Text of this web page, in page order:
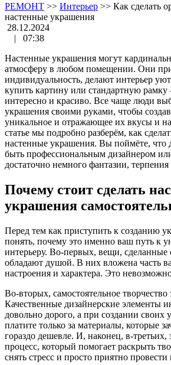
РЕМОНТ >> Интерьер >> Как сделать
настенные украшения
28.12.2024
|
07:38
Настенные украшения могут
атмосферу в любом помещении. Они
индивидуальность, делают интерьер
купить картину или стандартную рамку
интересно и красиво. Все чаще люди
украшения своими руками, чтобы
уникальное и отражающее их вкусы и
статье мы подробно разберём, как
настенные украшения. Вы поймёте, что
быть профессиональным дизайнером
достаточно немного фантазии,
Почему стоит сделать
украшения
Перед тем как приступить к созданию
понять, почему это именно ваш путь к
интерьеру. Во-первых, вещи, сделанные
обладают душой. В них вложена часть
настроения и характера. Это
Во-вторых, самостоятельное
Качественные дизайнерские элементы
довольно дорого, а при создании
платите только за материалы, которые
гораздо дешевле. И, наконец, в-третьих,
процесс, который помогает раскрыть
снять стресс и просто приятно провести